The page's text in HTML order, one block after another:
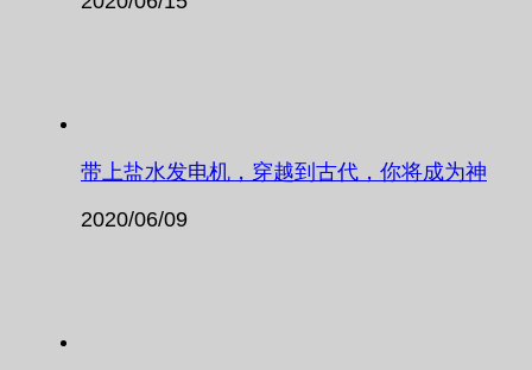
带上盐水发电机，穿越到古代，你将成为神
2020/06/09